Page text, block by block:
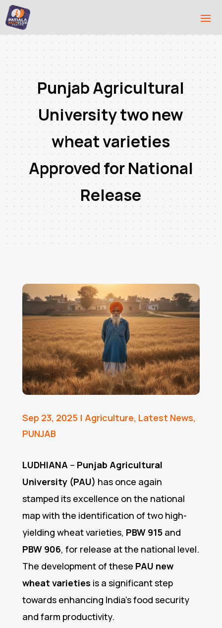
Punjab Agricultural
University two new
wheat varieties
Approved for National
Release
Sep 23, 2025 | Agriculture, Latest News,
PUNJAB
LUDHIANA– Punjab Agricultural
University (PAU) has once again
stamped its excellence on the national
map with the identification of two high-
yielding wheat varieties, PBW 915and
PBW 906, for release at the national level.
The development of these PAU new
wheat varieties is a significant step
towards enhancing India’s food security
and farm productivity.